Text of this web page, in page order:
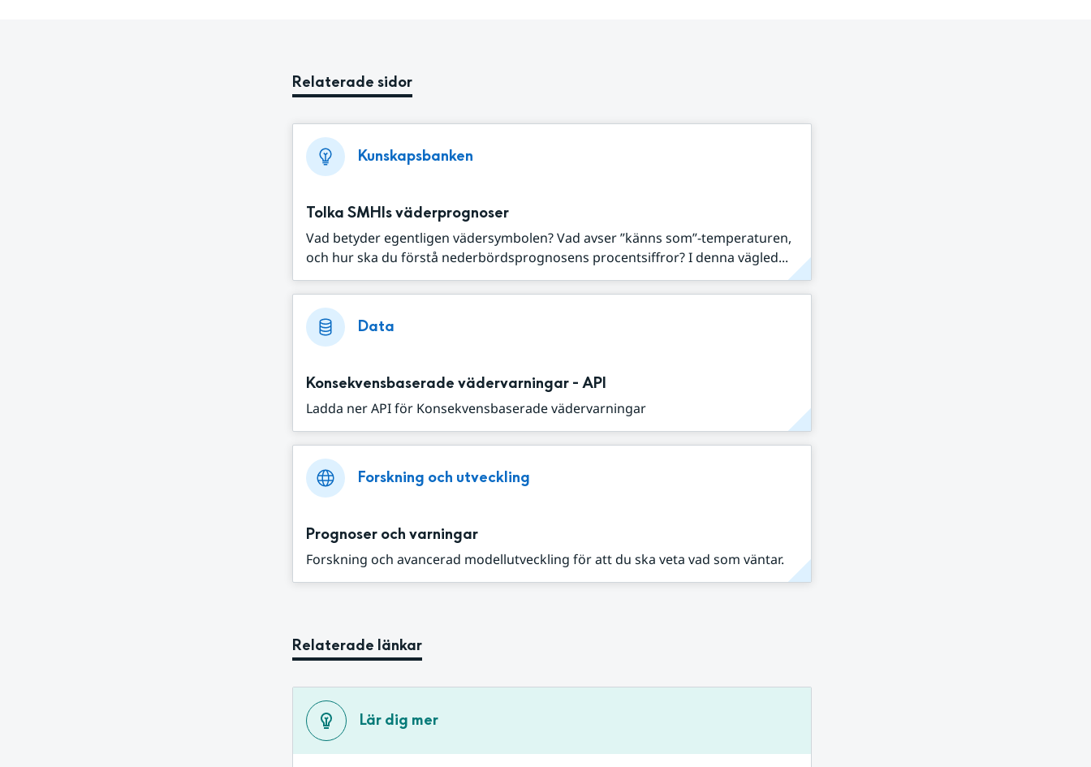
Relaterade sidor
Kunskapsbanken
Tolka SMHIs väderprognoser
Vad betyder egentligen vädersymbolen? Vad avser ”känns som”-temperaturen,
och hur ska du förstå nederbördsprognosens procentsiffror? I denna vägled...
Data
Konsekvensbaserade vädervarningar - API
Ladda ner API för Konsekvensbaserade vädervarningar
Forskning och utveckling
Prognoser och varningar
Forskning och avancerad modellutveckling för att du ska veta vad som väntar.
Relaterade länkar
Lär dig mer